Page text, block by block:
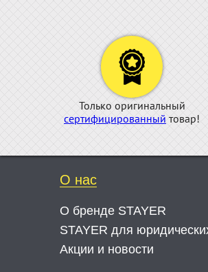
Только оригинальный
сертифицированный товар!
О нас
О бренде STAYER
STAYER для
Акции и новости